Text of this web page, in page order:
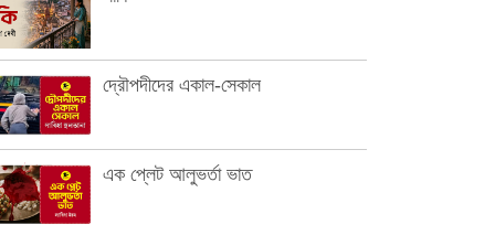
দ্রৌপদীদের একাল-সেকাল
এক প্লেট আলুভর্তা ভাত